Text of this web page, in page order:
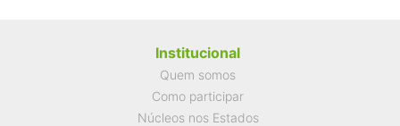
Institucional
Quem somos
Como participar
Núcleos nos Estados